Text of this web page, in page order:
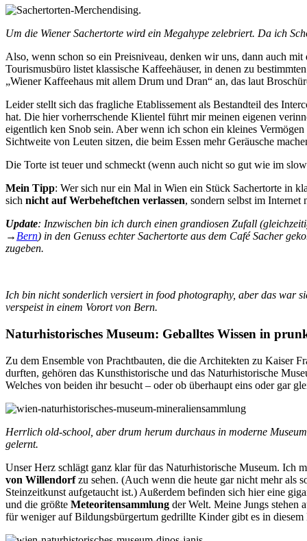
Um die Wiener Sachertorte wird ein Megahype zelebriert. Da ich
Also, wenn schon so ein Preisniveau, denken wir uns, dann auch
Tourismusbüro listet klassische Kaffeehäuser, in denen zu
„Wiener Kaffeehaus mit allem Drum und Dran“ an, das laut
Leider stellt sich das fragliche Etablissement als Bestandteil des
hat. Die hier vorherrschende Klientel führt mir meinen eigenen
eigentlich ken Snob sein. Aber wenn ich schon ein kleines
Sichtweite von Leuten sitzen, die beim Essen mehr Geräusche
Die Torte ist teuer und schmeckt (wenn auch nicht so gut wie im
Mein Tipp: Wer sich nur ein Mal in Wien ein Stück Sachertorte in
sich nicht auf Werbeheftchen verlassen, sondern selbst im Internet
Update: Inzwischen bin ich durch einen grandiosen Zufall
→ Bern) in den Genuss echter Sachertorte aus dem Café Sacher
zugeben.
Ich bin nicht sonderlich versiert in food photography, aber das war
verspeist in einem Vorort von Bern.
Naturhistorisches Museum: Geballtes Wissen in
Zu dem Ensemble von Prachtbauten, die die Architekten zu Kaiser
durften, gehören das Kunsthistorische und das Naturhistorische
Welches von beiden ihr besucht – oder ob überhaupt eins oder gar
Herrlich old-school, aber drum herum durchaus in moderne
gelernt.
Unser Herz schlägt ganz klar für das Naturhistorische Museum. Ich
von Willendorfzu sehen. (Auch wenn die heute gar nicht mehr als
Steinzeitkunst aufgetaucht ist.) Außerdem befinden sich hier eine
und die größte Meteoritensammlung der Welt. Meine Jungs stehen
für weniger auf Bildungsbürgertum gedrillte Kinder gibt es in